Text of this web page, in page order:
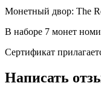
Монетный двор: The
В наборе 7 монет
Сертификат
Написать